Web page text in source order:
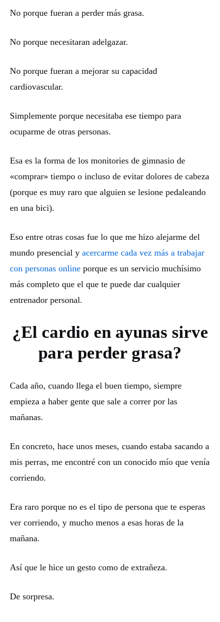
No porque fueran a perder más grasa.
No porque necesitaran adelgazar.
No porque fueran a mejorar su capacidad
cardiovascular.
Simplemente porque necesitaba ese tiempo para
ocuparme de otras personas.
Esa es la forma de los monitories de gimnasio de
«comprar» tiempo o incluso de evitar dolores de cabeza
(porque es muy raro que alguien se lesione pedaleando
en una bici).
Eso entre otras cosas fue lo que me hizo alejarme del
mundo presencial y acercarme cada vez más a trabajar
con personas online porque es un servicio muchísimo
más completo que el que te puede dar cualquier
entrenador personal.
¿El cardio en ayunas sirve
para perder grasa?
Cada año, cuando llega el buen tiempo, siempre
empieza a haber gente que sale a correr por las
mañanas.
En concreto, hace unos meses, cuando estaba sacando a
mis perras, me encontré con un conocido mío que venía
corriendo.
Era raro porque no es el tipo de persona que te esperas
ver corriendo, y mucho menos a esas horas de la
mañana.
Así que le hice un gesto como de extrañeza.
De sorpresa.